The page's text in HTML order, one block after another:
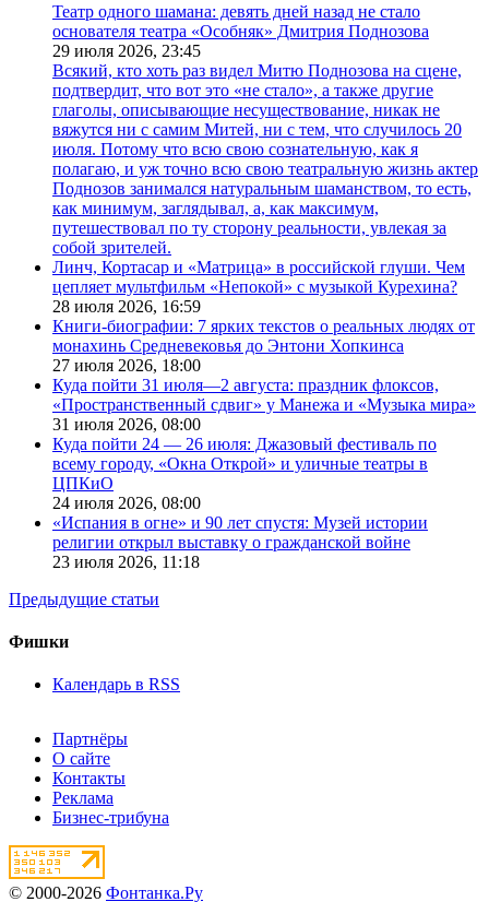
Театр одного шамана: девять дней назад не стало
основателя театра «Особняк» Дмитрия Поднозова
29 июля 2026, 23:45
Всякий, кто хоть раз видел Митю Поднозова на сцене,
подтвердит, что вот это «не стало», а также другие
глаголы, описывающие несуществование, никак не
вяжутся ни с самим Митей, ни с тем, что случилось 20
июля. Потому что всю свою сознательную, как я
полагаю, и уж точно всю свою театральную жизнь актер
Поднозов занимался натуральным шаманством, то есть,
как минимум, заглядывал, а, как максимум,
путешествовал по ту сторону реальности, увлекая за
собой зрителей.
Линч, Кортасар и «Матрица» в российской глуши. Чем
цепляет мультфильм «Непокой» с музыкой Курехина?
28 июля 2026, 16:59
Книги-биографии: 7 ярких текстов о реальных людях от
монахинь Средневековья до Энтони Хопкинса
27 июля 2026, 18:00
Куда пойти 31 июля—2 августа: праздник флоксов,
«Пространственный сдвиг» у Манежа и «Музыка мира»
31 июля 2026, 08:00
Куда пойти 24 — 26 июля: Джазовый фестиваль по
всему городу, «Окна Открой» и уличные театры в
ЦПКиО
24 июля 2026, 08:00
«Испания в огне» и 90 лет спустя: Музей истории
религии открыл выставку о гражданской войне
23 июля 2026, 11:18
Предыдущие статьи
Фишки
Календарь в RSS
Партнёры
О сайте
Контакты
Реклама
Бизнес-трибуна
© 2000-2026 Фонтанка.Ру